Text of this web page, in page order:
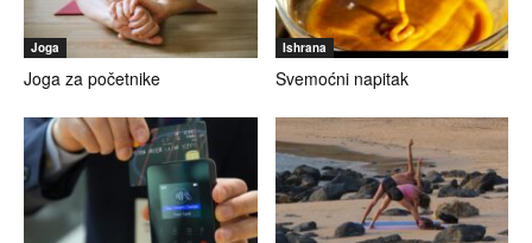
Joga
Joga za početnike
Ishrana
Svemoćni napitak